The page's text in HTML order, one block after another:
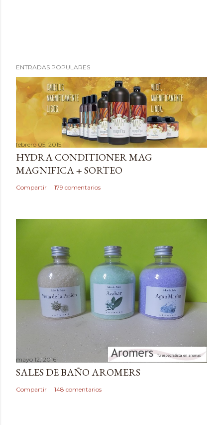
u
b
a
r
u
n
c
o
ENTRADAS POPULARES
febrero 05, 2015
HYDRA CONDITIONER MAG
MAGNIFICA + SORTEO
Compartir 179 comentarios
mayo 12, 2016
SALES DE BAÑO AROMERS
Compartir 148 comentarios